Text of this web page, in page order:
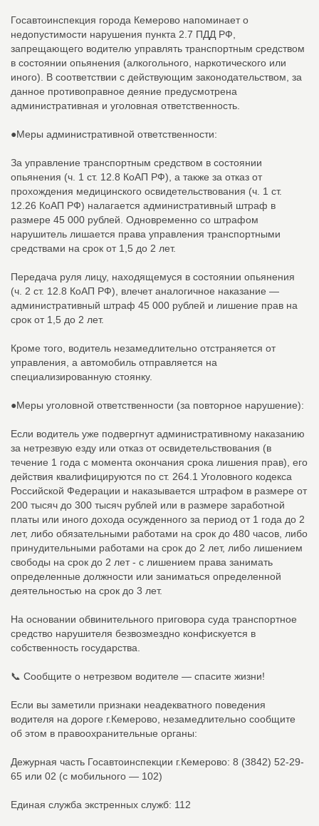
Госавтоинспекция города Кемерово напоминает о
недопустимости нарушения пункта 2.7 ПДД РФ,
запрещающего водителю управлять транспортным средством
в состоянии опьянения (алкогольного, наркотического или
иного). В соответствии с действующим законодательством, за
данное противоправное деяние предусмотрена
административная и уголовная ответственность.
●Меры административной ответственности:
За управление транспортным средством в состоянии
опьянения (ч. 1 ст. 12.8 КоАП РФ), а также за отказ от
прохождения медицинского освидетельствования (ч. 1 ст.
12.26 КоАП РФ) налагается административный штраф в
размере 45 000 рублей. Одновременно со штрафом
нарушитель лишается права управления транспортными
средствами на срок от 1,5 до 2 лет.
Передача руля лицу, находящемуся в состоянии опьянения
(ч. 2 ст. 12.8 КоАП РФ), влечет аналогичное наказание —
административный штраф 45 000 рублей и лишение прав на
срок от 1,5 до 2 лет.
Кроме того, водитель незамедлительно отстраняется от
управления, а автомобиль отправляется на
специализированную стоянку.
●Меры уголовной ответственности (за повторное нарушение):
Если водитель уже подвергнут административному наказанию
за нетрезвую езду или отказ от освидетельствования (в
течение 1 года с момента окончания срока лишения прав), его
действия квалифицируются по ст. 264.1 Уголовного кодекса
Российской Федерации и наказывается штрафом в размере от
200 тысяч до 300 тысяч рублей или в размере заработной
платы или иного дохода осужденного за период от 1 года до 2
лет, либо обязательными работами на срок до 480 часов, либо
принудительными работами на срок до 2 лет, либо лишением
свободы на срок до 2 лет - с лишением права занимать
определенные должности или заниматься определенной
деятельностью на срок до 3 лет.
На основании обвинительного приговора суда транспортное
средство нарушителя безвозмездно конфискуется в
собственность государства.
📞 Сообщите о нетрезвом водителе — спасите жизни!
Если вы заметили признаки неадекватного поведения
водителя на дороге г.Кемерово, незамедлительно сообщите
об этом в правоохранительные органы:
Дежурная часть Госавтоинспекции г.Кемерово: 8 (3842) 52-29-
65 или 02 (с мобильного — 102)
Единая служба экстренных служб: 112